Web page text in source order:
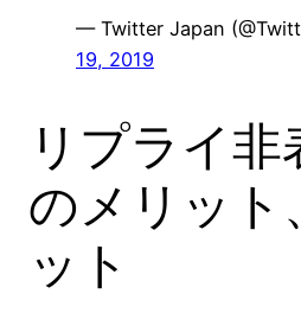
— Twitter Japan
19, 2019
リプライ非
のメリット
ット